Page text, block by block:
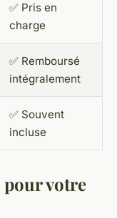
✅ Pris en
charge
✅ Remboursé
intégralement
✅ Souvent
incluse
pour votre